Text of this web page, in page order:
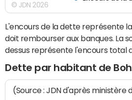
© JDN 2026
L'encours de la dette représente
doit rembourser aux banques. La
dessus représente l'encours total
Dette par habitant de
(Source : JDN d'après ministère